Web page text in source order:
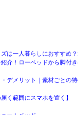
は一人暮らしにおすすめ
介！ローベッドから脚付
デメリット｜素材ごとの
く範囲にスマホを置く】